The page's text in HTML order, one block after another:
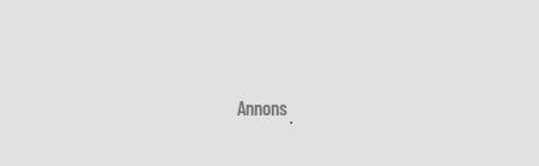
Annons